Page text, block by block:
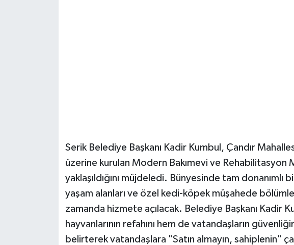
Serik Belediye Başkanı Kadir Kumbul, Çandır
üzerine kurulan Modern Bakımevi ve Rehabilitasyon
yaklaşıldığını müjdeledi. Bünyesinde tam donanımlı
yaşam alanları ve özel kedi-köpek müşahede
zamanda hizmete açılacak. Belediye Başkanı Kadir
hayvanlarının refahını hem de vatandaşların
belirterek vatandaşlara "Satın almayın, sahiplenin"